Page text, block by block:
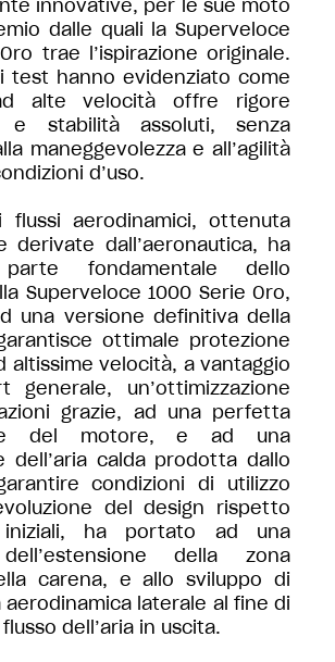
innovative, per le sue moto
dalle quali la Superveloce
trae l’ispirazione originale.
test hanno evidenziato come
alte velocità offre rigore
e stabilità assoluti, senza
maneggevolezza e all’agilità
d’uso.
flussi aerodinamici, ottenuta
derivate dall’aeronautica, ha
fondamentale dello
Superveloce 1000 Serie Oro,
una versione definitiva della
ottimale protezione
altissime velocità, a vantaggio
generale, un’ottimizzazione
grazie, ad una perfetta
del motore, e ad una
dell’aria calda prodotta dallo
condizioni di utilizzo
del design rispetto
ha portato ad una
della zona
carena, e allo sviluppo di
aerodinamica laterale al fine di
dell’aria in uscita.